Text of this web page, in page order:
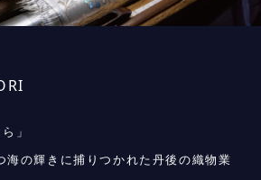
」
海の輝きに捕りつかれた丹後の織物業